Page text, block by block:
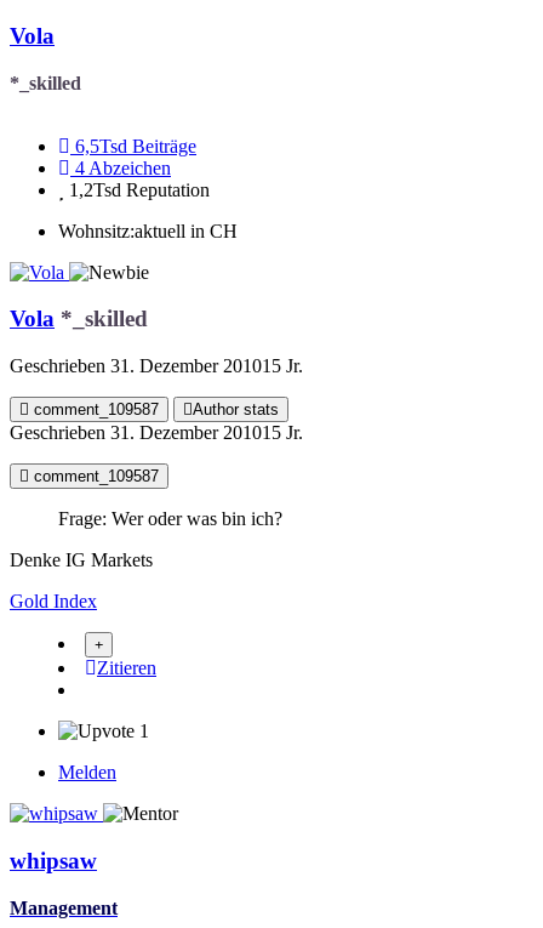
Vola
*_skilled
6,5Tsd Beiträge
4 Abzeichen
1,2Tsd Reputation
Wohnsitz:aktuell in CH
Vola *_skilled
Geschrieben 31. Dezember 201015 Jr.
comment_109587 Author stats
Geschrieben 31. Dezember 201015 Jr.
comment_109587
Frage: Wer oder was bin ich?
Denke IG Markets
Gold Index
Zitieren
1
Melden
whipsaw
Management